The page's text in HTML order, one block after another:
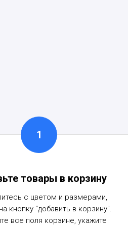
товары в корзину
с цветом и размерами,
кнопку "добавить в корзину".
все поля корзине, укажите